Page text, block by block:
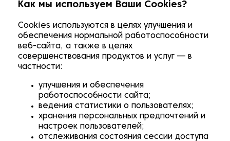
Как мы используем Ваши Cookies?
Cookies используются в целях улучшения и
обеспечения нормальной работоспособности
веб-сайта, а также в целях
совершенствования продуктов и услуг — в
частности:
улучшения и обеспечения
работоспособности сайта;
ведения статистики о пользователях;
хранения персональных предпочтений и
настроек пользователей;
отслеживания состояния сессии доступа